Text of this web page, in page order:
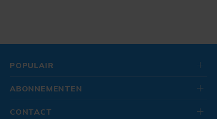
POPULAIR
ABONNEMENTEN
CONTACT